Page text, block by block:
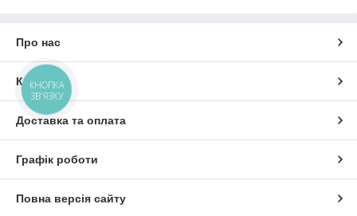
Про нас
Контакти
Доставка та оплата
Графік роботи
Повна версія сайту
КНОПКА
ЗВ'ЯЗКУ